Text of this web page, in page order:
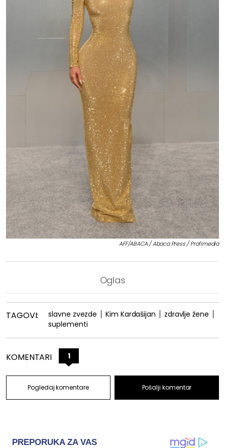
AFF/ABACA / Abaca Press / Profimedia
TAGOVI: slavne zvezde Kim Kardašijan
zdravlje žene
suplementi
KOMENTARI 1
Pogledaj komentare Pošalji komentar
PREPORUKA ZA VAS